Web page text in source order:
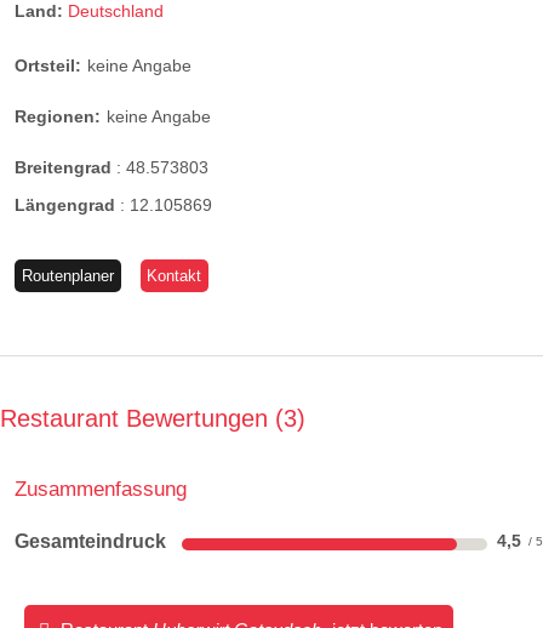
Land: Deutschland
Ortsteil: keine Angabe
Regionen: keine Angabe
Breitengrad : 48.573803
Längengrad : 12.105869
Routenplaner Kontakt
Restaurant Bewertungen 3
Zusammenfassung
Gesamteindruck 4,5